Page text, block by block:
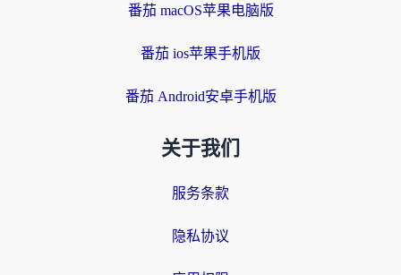
番茄 macOS苹果电脑版
番茄 ios苹果手机版
番茄 Android安卓手机版
关于我们
服务条款
隐私协议